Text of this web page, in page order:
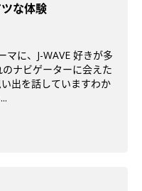
な体験
に、J-WAVE 好きが多
ナビゲーターに会えた
出を話していますわか